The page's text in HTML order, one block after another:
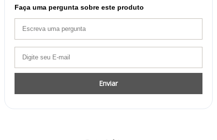
Faça uma pergunta sobre este produto
Enviar